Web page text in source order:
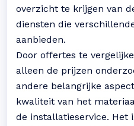
overzicht te krijgen van
diensten die
aanbieden.
Door offertes te
alleen de prijzen
andere belangrijke
kwaliteit van het
de installatieservice. Het